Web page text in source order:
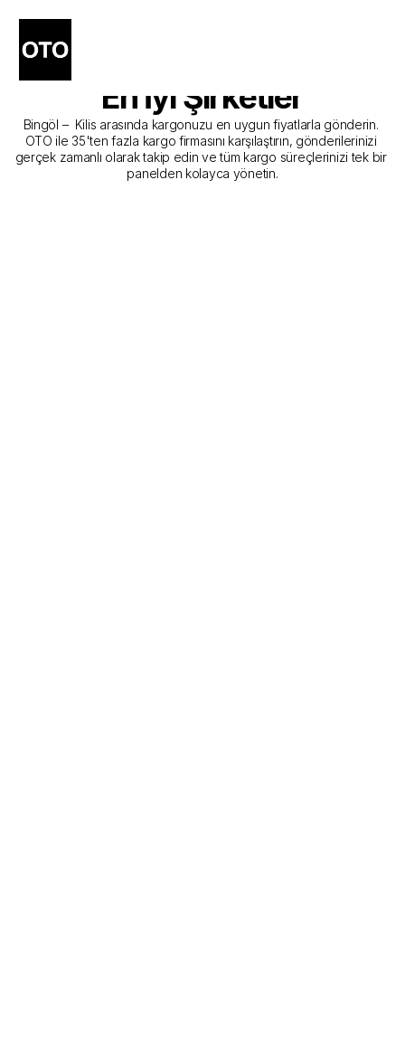
Bingöl - Kilis Kargo
Gönderim Hizmeti Sunan
En İyi Şirketler
Bingöl –  Kilis arasında kargonuzu en uygun fiyatlarla gönderin.
OTO ile 35'ten fazla kargo firmasını karşılaştırın, gönderilerinizi
gerçek zamanlı olarak takip edin ve tüm kargo süreçlerinizi tek bir
panelden kolayca yönetin.